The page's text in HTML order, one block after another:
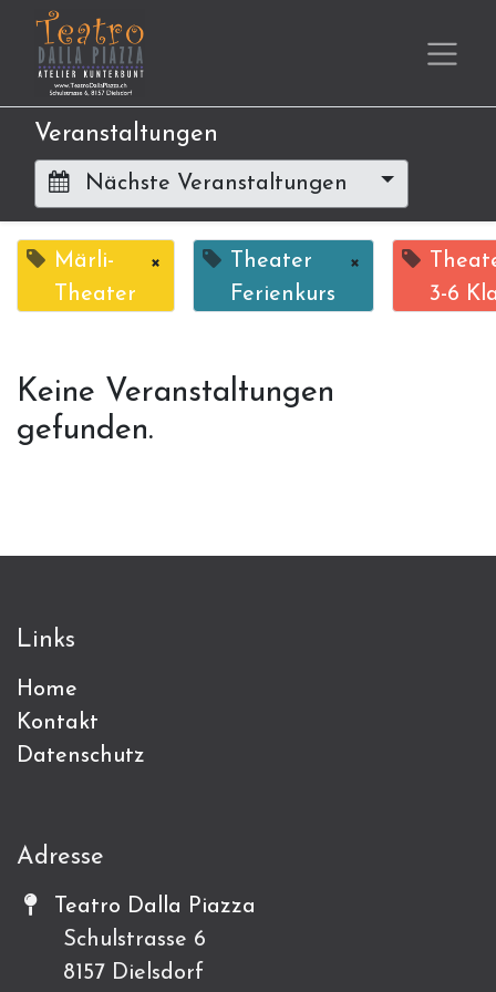
Veranstaltungen
Nächste Veranstaltungen
Märli-
Theater
×
Theater
Ferienkurs
×
3-6
Keine Veranstaltungen
gefunden.
Links
Home
Kontakt
Datenschutz
Adresse
Teatro Dalla Piazza
Schulstrasse 6
8157 Dielsdorf